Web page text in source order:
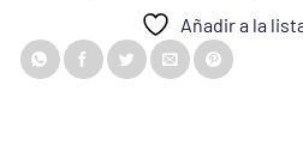
original
era:
Añadir a la